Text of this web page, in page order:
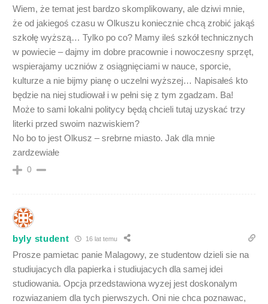
Wiem, że temat jest bardzo skomplikowany, ale dziwi mnie,
że od jakiegoś czasu w Olkuszu koniecznie chcą zrobić jakąś
szkołę wyższą… Tylko po co? Mamy ileś szkół technicznych
w powiecie – dajmy im dobre pracownie i nowoczesny sprzęt,
wspierajamy uczniów z osiągnięciami w nauce, sporcie,
kulturze a nie bijmy pianę o uczelni wyższej… Napisałeś kto
będzie na niej studiował i w pełni się z tym zgadzam. Ba!
Może to sami lokalni politycy będą chcieli tutaj uzyskać trzy
literki przed swoim nazwiskiem?
No bo to jest Olkusz – srebrne miasto. Jak dla mnie
zardzewiałe
0
byly student 16 lat temu
Prosze pamietac panie Malagowy, ze studentow dzieli sie na
studiujacych dla papierka i studiujacych dla samej idei
studiowania. Opcja przedstawiona wyzej jest doskonalym
rozwiazaniem dla tych pierwszych. Oni nie chca poznawac,